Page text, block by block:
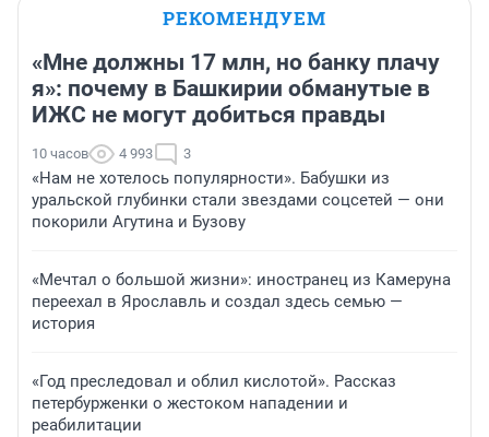
РЕКОМЕНДУЕМ
«Мне должны 17 млн, но банку плачу
я»: почему в Башкирии обманутые в
ИЖС не могут добиться правды
10 часов 4 993 3
«Нам не хотелось популярности». Бабушки из
уральской глубинки стали звездами соцсетей — они
покорили Агутина и Бузову
«Мечтал о большой жизни»: иностранец из Камеруна
переехал в Ярославль и создал здесь семью —
история
«Год преследовал и облил кислотой». Рассказ
петербурженки о жестоком нападении и
реабилитации